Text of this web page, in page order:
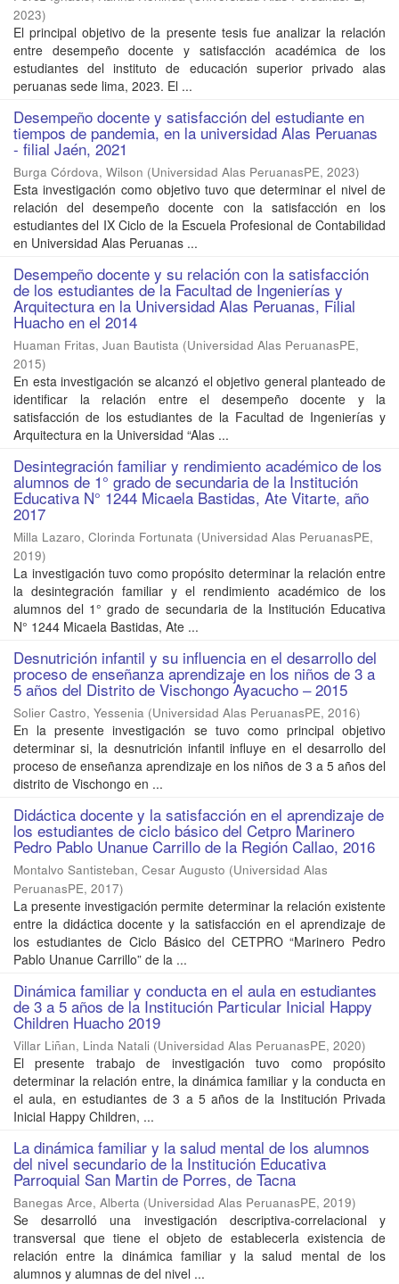
2023)
El principal objetivo de la presente tesis fue analizar la relación
entre desempeño docente y satisfacción académica de los
estudiantes del instituto de educación superior privado alas
peruanas sede lima, 2023. El ...
Desempeño docente y satisfacción del estudiante en
tiempos de pandemia, en la universidad Alas Peruanas
- filial Jaén, 2021
Burga Córdova, Wilson (Universidad Alas PeruanasPE, 2023)
Esta investigación como objetivo tuvo que determinar el nivel de
relación del desempeño docente con la satisfacción en los
estudiantes del IX Ciclo de la Escuela Profesional de Contabilidad
en Universidad Alas Peruanas ...
Desempeño docente y su relación con la satisfacción
de los estudiantes de la Facultad de Ingenierías y
Arquitectura en la Universidad Alas Peruanas, Filial
Huacho en el 2014
Huaman Fritas, Juan Bautista (Universidad Alas PeruanasPE,
2015)
En esta investigación se alcanzó el objetivo general planteado de
identificar la relación entre el desempeño docente y la
satisfacción de los estudiantes de la Facultad de Ingenierías y
Arquitectura en la Universidad “Alas ...
Desintegración familiar y rendimiento académico de los
alumnos de 1° grado de secundaria de la Institución
Educativa N° 1244 Micaela Bastidas, Ate Vitarte, año
2017
Milla Lazaro, Clorinda Fortunata (Universidad Alas PeruanasPE,
2019)
La investigación tuvo como propósito determinar la relación entre
la desintegración familiar y el rendimiento académico de los
alumnos del 1° grado de secundaria de la Institución Educativa
N° 1244 Micaela Bastidas, Ate ...
Desnutrición infantil y su influencia en el desarrollo del
proceso de enseñanza aprendizaje en los niños de 3 a
5 años del Distrito de Vischongo Ayacucho – 2015
Solier Castro, Yessenia (Universidad Alas PeruanasPE, 2016)
En la presente investigación se tuvo como principal objetivo
determinar si, la desnutrición infantil influye en el desarrollo del
proceso de enseñanza aprendizaje en los niños de 3 a 5 años del
distrito de Vischongo en ...
Didáctica docente y la satisfacción en el aprendizaje de
los estudiantes de ciclo básico del Cetpro Marinero
Pedro Pablo Unanue Carrillo de la Región Callao, 2016
Montalvo Santisteban, Cesar Augusto (Universidad Alas
PeruanasPE, 2017)
La presente investigación permite determinar la relación existente
entre la didáctica docente y la satisfacción en el aprendizaje de
los estudiantes de Ciclo Básico del CETPRO “Marinero Pedro
Pablo Unanue Carrillo” de la ...
Dinámica familiar y conducta en el aula en estudiantes
de 3 a 5 años de la Institución Particular Inicial Happy
Children Huacho 2019
Villar Liñan, Linda Natali (Universidad Alas PeruanasPE, 2020)
El presente trabajo de investigación tuvo como propósito
determinar la relación entre, la dinámica familiar y la conducta en
el aula, en estudiantes de 3 a 5 años de la Institución Privada
Inicial Happy Children, ...
La dinámica familiar y la salud mental de los alumnos
del nivel secundario de la Institución Educativa
Parroquial San Martin de Porres, de Tacna
Banegas Arce, Alberta (Universidad Alas PeruanasPE, 2019)
Se desarrolló una investigación descriptiva-correlacional y
transversal que tiene el objeto de establecerla existencia de
relación entre la dinámica familiar y la salud mental de los
alumnos y alumnas de del nivel ...